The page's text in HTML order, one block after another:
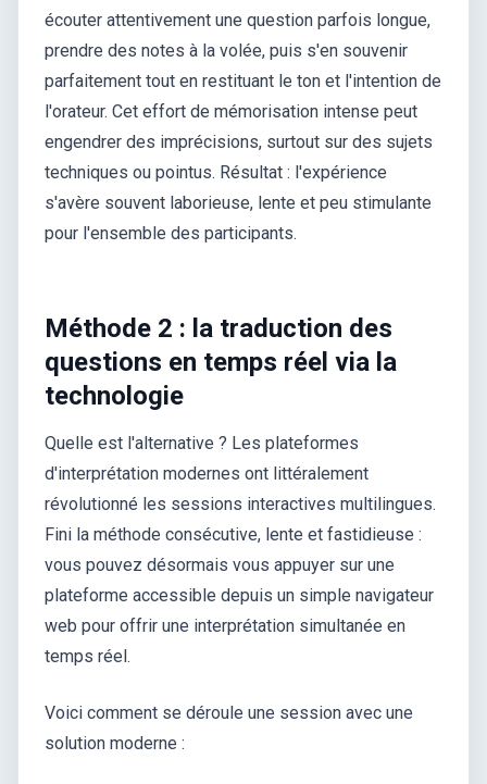
écouter attentivement une question parfois longue,
prendre des notes à la volée, puis s'en souvenir
parfaitement tout en restituant le ton et l'intention de
l'orateur. Cet effort de mémorisation intense peut
engendrer des imprécisions, surtout sur des sujets
techniques ou pointus. Résultat : l'expérience
s'avère souvent laborieuse, lente et peu stimulante
pour l'ensemble des participants.
Méthode 2 : la traduction des
questions en temps réel via la
technologie
Quelle est l'alternative ? Les plateformes
d'interprétation modernes ont littéralement
révolutionné les sessions interactives multilingues.
Fini la méthode consécutive, lente et fastidieuse :
vous pouvez désormais vous appuyer sur une
plateforme accessible depuis un simple navigateur
web pour offrir une interprétation simultanée en
temps réel.
Voici comment se déroule une session avec une
solution moderne :